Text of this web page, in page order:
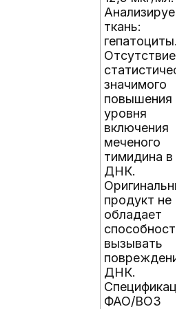
ткань:
гепатоциты.
Отсутствие
значимого
повышения
уровня
включения
меченого
тимидина в
ДНК.
продукт не
обладает
вызывать
повреждения
ДНК.
ФАО/ВОЗ